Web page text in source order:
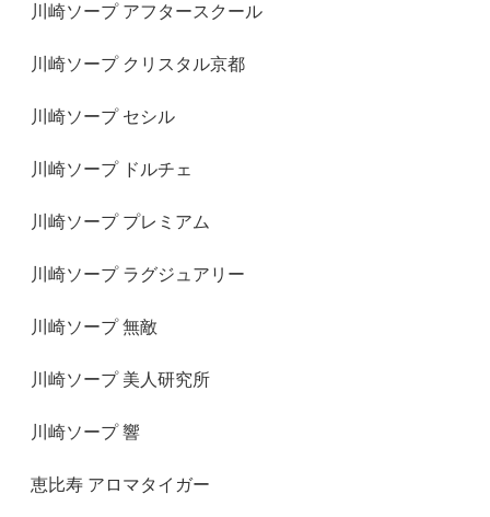
川崎ソープ アフタースクール
川崎ソープ クリスタル京都
川崎ソープ セシル
川崎ソープ ドルチェ
川崎ソープ プレミアム
川崎ソープ ラグジュアリー
川崎ソープ 無敵
川崎ソープ 美人研究所
川崎ソープ 響
恵比寿 アロマタイガー